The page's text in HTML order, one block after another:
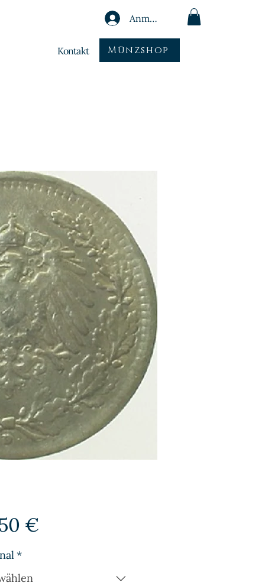
Kontakt
Anmelden
Münzshop
€Preis
*